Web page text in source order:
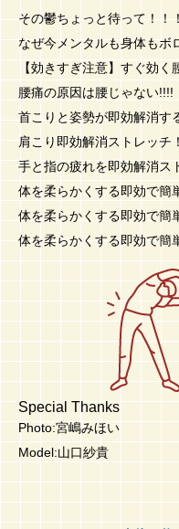
その鬱ちょっと待って！！
なぜ今メンタルも身体もボ
【効きすぎ注意】すぐ効く
腰痛の原因は腰じゃない!!!!
首こりと姿勢が即効解消す
肩こり即効解消ストレッチ
手と指の疲れを即効解消ス
体を柔らかくする即効で
体を柔らかくする即効で
体を柔らかくする即効で
Special Thanks
Photo:宮嶋みほい
Model:山口紗貴